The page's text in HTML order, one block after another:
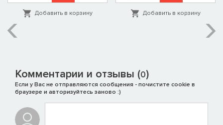
Добавить в корзину Добавить в корзину
Комментарии и отзывы (0)
Если у Вас не отправляются сообщения - почистите cookie в
браузере и авторизуйтесь заново :)